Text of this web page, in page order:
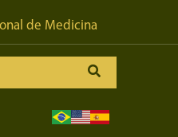
de Medicina